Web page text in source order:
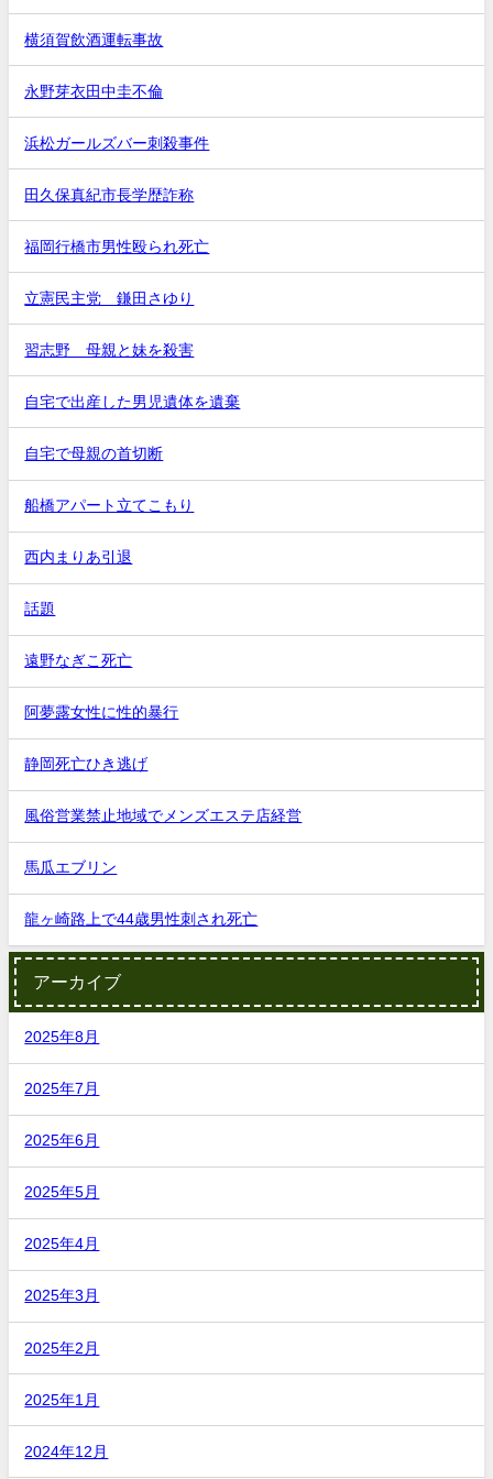
横須賀飲酒運転事故
永野芽衣田中圭不倫
浜松ガールズバー刺殺事件
田久保真紀市長学歴詐称
福岡行橋市男性殴られ死亡
立憲民主党 鎌田さゆり
習志野 母親と妹を殺害
自宅で出産した男児遺体を遺棄
自宅で母親の首切断
船橋アパート立てこもり
西内まりあ引退
話題
遠野なぎこ死亡
阿夢露女性に性的暴行
静岡死亡ひき逃げ
風俗営業禁止地域でメンズエステ店経営
馬瓜エブリン
龍ヶ崎路上で44歳男性刺され死亡
アーカイブ
2025年8月
2025年7月
2025年6月
2025年5月
2025年4月
2025年3月
2025年2月
2025年1月
2024年12月